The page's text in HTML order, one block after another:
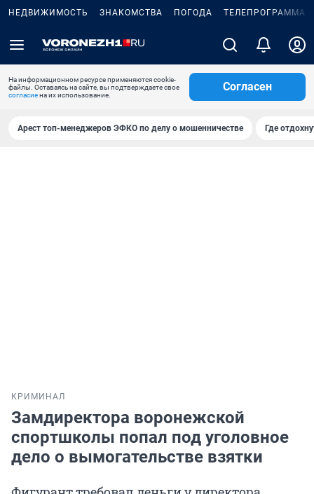
НЕДВИЖИМОСТЬ ЗНАКОМСТВА ПОГОДА ТЕЛЕПРОГРАММА
На информационном ресурсе применяются cookie-
файлы. Оставаясь на сайте, вы подтверждаете свое
согласиена их использование.
Согласен
Арест топ-менеджеров ЭФКО по делу о мошенничестве Где
КРИМИНАЛ
Замдиректора воронежской
спортшколы попал под уголовное
дело о вымогательстве взятки